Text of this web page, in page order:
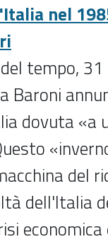
nel
tempo,
Baroni
dovuta «a
del
dell'Italia
economica